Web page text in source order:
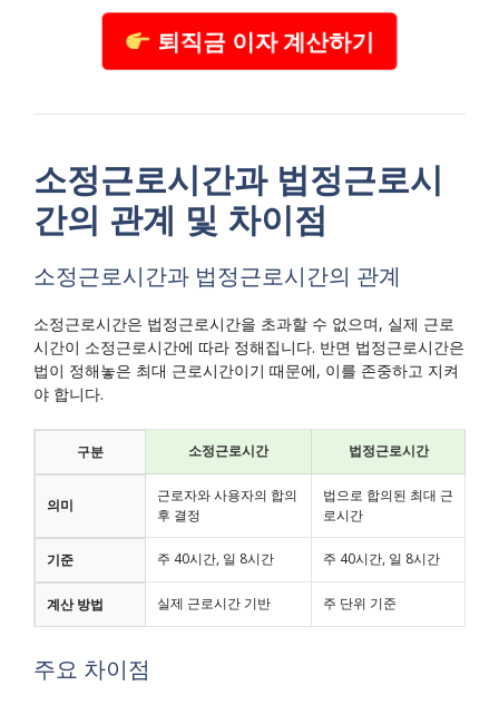
퇴직금 이자 계산하기
소정근로시간과 법정근로시
간의 관계 및 차이점
소정근로시간과 법정근로시간의 관계
소정근로시간은 법정근로시간을 초과할 수 없으며, 실제 근로
시간이 소정근로시간에 따라 정해집니다. 반면 법정근로시간은
법이 정해놓은 최대 근로시간이기 때문에, 이를 존중하고 지켜
야 합니다.
구분 소정근로시간 법정근로시간
의미
근로자와 사용자의 합의
후 결정
법으로 합의된 최대 근
로시간
기준 주 40시간, 일 8시간 주 40시간, 일 8시간
계산 방법 실제 근로시간 기반 주 단위 기준
주요 차이점